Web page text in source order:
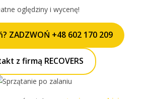
oględziny i wycenę!
ZADZWOŃ +48 602 170 209
z firmą RECOVERS